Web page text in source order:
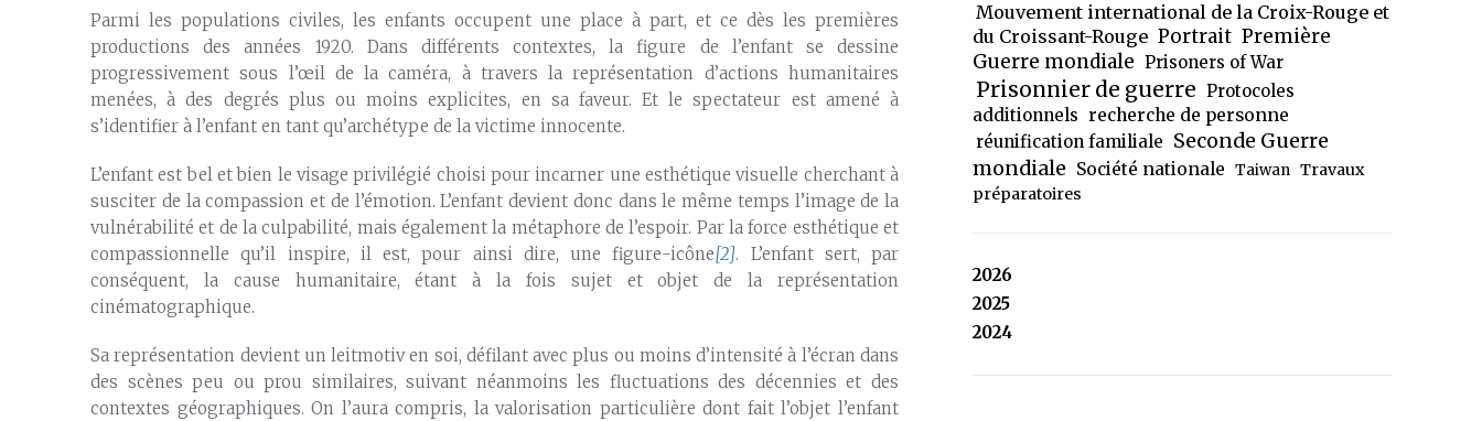
Parmi les populations civiles, les enfants occupent une place à part, et ce dès les premières
productions des années 1920. Dans différents contextes, la figure de l’enfant se dessine
progressivement sous l’œil de la caméra, à travers la représentation d’actions humanitaires
menées, à des degrés plus ou moins explicites, en sa faveur. Et le spectateur est amené à
s’identifier à l’enfant en tant qu’archétype de la victime innocente.
L’enfant est bel et bien le visage privilégié choisi pour incarner une esthétique visuelle cherchant à
susciter de la compassion et de l’émotion. L’enfant devient donc dans le même temps l’image de la
vulnérabilité et de la culpabilité, mais également la métaphore de l’espoir. Par la force esthétique et
compassionnelle qu’il inspire, il est, pour ainsi dire, une figure-icône[2]. L’enfant sert, par
conséquent, la cause humanitaire, étant à la fois sujet et objet de la représentation
cinématographique.
Sa représentation devient un leitmotiv en soi, défilant avec plus ou moins d’intensité à l’écran dans
des scènes peu ou prou similaires, suivant néanmoins les fluctuations des décennies et des
contextes géographiques. On l’aura compris, la valorisation particulière dont fait l’objet l’enfant
Mouvement international de la Croix-Rouge et
du Croissant-Rouge Portrait Première
Guerre mondiale Prisoners of War
Prisonnier de guerre Protocoles
additionnels recherche de personne
réunification familiale Seconde Guerre
mondiale Société nationale Taiwan Travaux
préparatoires
2026
2025
2024